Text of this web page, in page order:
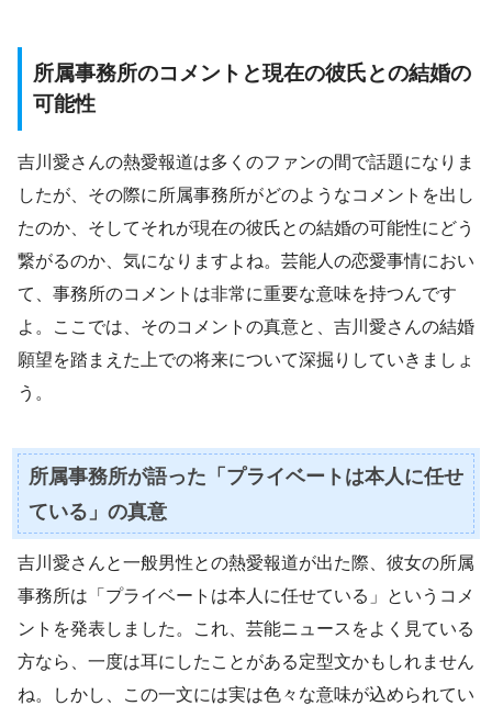
所属事務所のコメントと現在の彼氏との結婚の
可能性
吉川愛さんの熱愛報道は多くのファンの間で話題になりま
したが、その際に所属事務所がどのようなコメントを出し
たのか、そしてそれが現在の彼氏との結婚の可能性にどう
繋がるのか、気になりますよね。芸能人の恋愛事情におい
て、事務所のコメントは非常に重要な意味を持つんです
よ。ここでは、そのコメントの真意と、吉川愛さんの結婚
願望を踏まえた上での将来について深掘りしていきましょ
う。
所属事務所が語った「プライベートは本人に任せ
ている」の真意
吉川愛さんと一般男性との熱愛報道が出た際、彼女の所属
事務所は「プライベートは本人に任せている」というコメ
ントを発表しました。これ、芸能ニュースをよく見ている
方なら、一度は耳にしたことがある定型文かもしれません
ね。しかし、この一文には実は色々な意味が込められてい